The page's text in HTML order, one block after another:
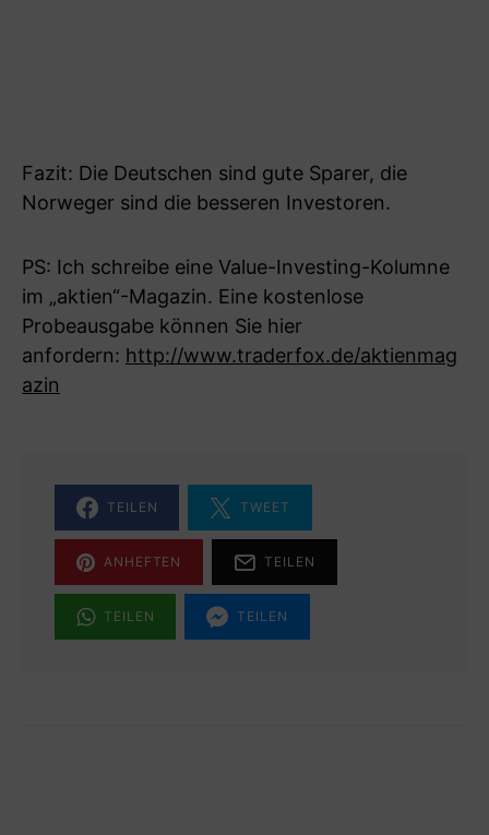
Fazit: Die Deutschen sind gute Sparer, die
Norweger sind die besseren Investoren.
PS: Ich schreibe eine Value-Investing-Kolumne
im „aktien“-Magazin. Eine kostenlose
Probeausgabe können Sie hier
anfordern: http://www.traderfox.de/aktienmag
azin
TEILEN TWEET
ANHEFTEN TEILEN
TEILEN TEILEN